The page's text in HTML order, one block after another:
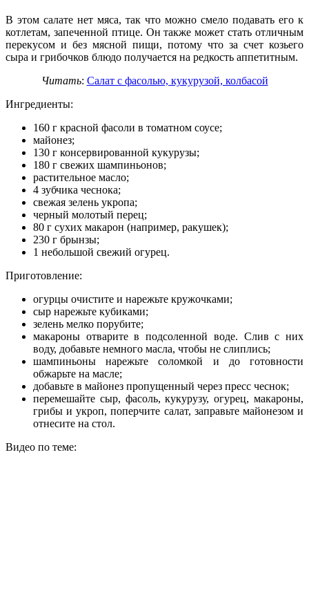
В этом салате нет мяса, так что можно смело подавать его к
котлетам, запеченной птице. Он также может стать отличным
перекусом и без мясной пищи, потому что за счет козьего
сыра и грибочков блюдо получается на редкость аппетитным.
Читать: Салат с фасолью, кукурузой, колбасой
Ингредиенты:
160 г красной фасоли в томатном соусе;
майонез;
130 г консервированной кукурузы;
180 г свежих шампиньонов;
растительное масло;
4 зубчика чеснока;
свежая зелень укропа;
черный молотый перец;
80 г сухих макарон (например, ракушек);
230 г брынзы;
1 небольшой свежий огурец.
Приготовление:
огурцы очистите и нарежьте кружочками;
сыр нарежьте кубиками;
зелень мелко порубите;
макароны отварите в подсоленной воде. Слив с них
воду, добавьте немного масла, чтобы не слиплись;
шампиньоны нарежьте соломкой и до готовности
обжарьте на масле;
добавьте в майонез пропущенный через пресс чеснок;
перемешайте сыр, фасоль, кукурузу, огурец, макароны,
грибы и укроп, поперчите салат, заправьте майонезом и
отнесите на стол.
Видео по теме: